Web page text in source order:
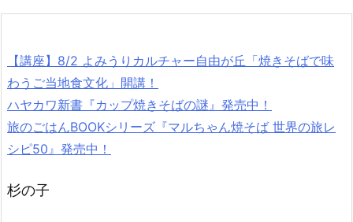
【講座】8/2 よみうりカルチャー自由が丘「焼きそばで味
わうご当地食文化」開講！
ハヤカワ新書『カップ焼きそばの謎』発売中！
旅のごはんBOOKシリーズ『マルちゃん焼そば 世界の旅レ
シピ50』発売中！
杉の子